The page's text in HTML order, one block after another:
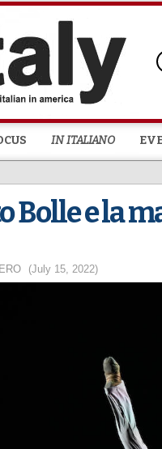
IN ITALIANO
Bolle e la
(July 15, 2022)